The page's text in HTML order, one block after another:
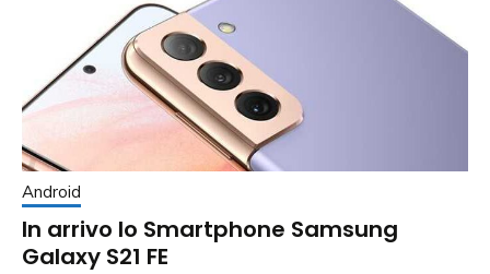
Android
In arrivo lo Smartphone Samsung
Galaxy S21 FE